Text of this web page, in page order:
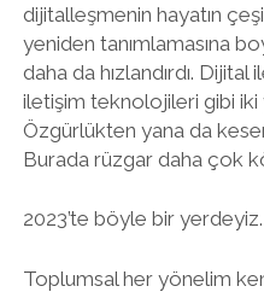
dijitalleşmenin hayatın
yeniden tanımlamasına
daha da hızlandırdı.
iletişim teknolojileri gibi iki
Özgürlükten yana da
Burada rüzgar daha çok
2023’te böyle bir yerdeyiz.
Toplumsal her yönelim